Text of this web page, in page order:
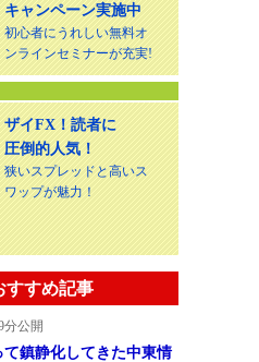
キャンペーン実施中
初心者にうれしい無料オ
ンラインセミナーが充実!
ザイFX！読者に
圧倒的人気！
狭いスプレッドと高いス
ワップが魅力！
すすめ記事
分公開
鎮静化してきた中東情